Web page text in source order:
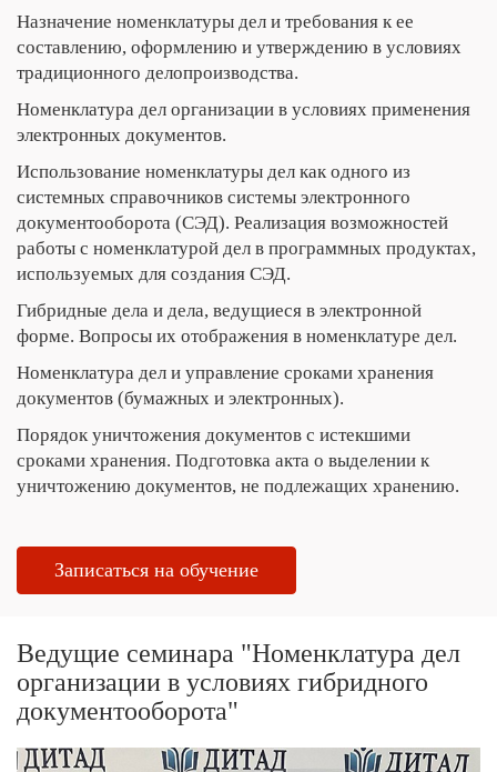
Назначение номенклатуры дел и требования к ее
составлению, оформлению и утверждению в условиях
традиционного делопроизводства.
Номенклатура дел организации в условиях применения
электронных документов.
Использование номенклатуры дел как одного из
системных справочников системы электронного
документооборота (СЭД). Реализация возможностей
работы с номенклатурой дел в программных продуктах,
используемых для создания СЭД.
Гибридные дела и дела, ведущиеся в электронной
форме. Вопросы их отображения в номенклатуре дел.
Номенклатура дел и управление сроками хранения
документов (бумажных и электронных).
Порядок уничтожения документов с истекшими
сроками хранения. Подготовка акта о выделении к
уничтожению документов, не подлежащих хранению.
Записаться на обучение
Ведущие семинара "Номенклатура дел
организации в условиях гибридного
документооборота"